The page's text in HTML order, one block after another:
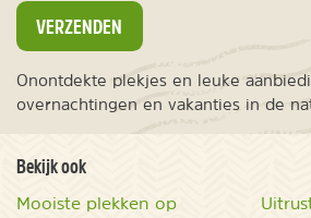
VERZENDEN
Onontdekte plekjes en leuke
overnachtingen en vakanties in de
Bekijk ook
Mooiste plekken op